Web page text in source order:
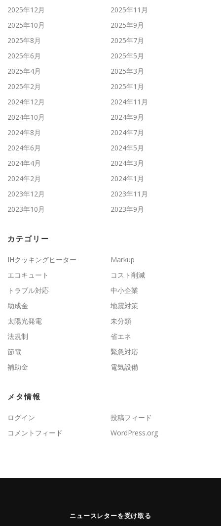
2025年12月
2025年11月
2025年10月
2025年9月
2025年8月
2025年7月
2025年6月
2025年5月
2025年4月
2025年3月
2025年2月
2025年1月
2024年12月
2024年11月
2024年10月
2024年9月
2024年8月
2024年7月
2024年6月
2024年5月
2024年4月
2024年3月
2024年2月
2024年1月
2023年12月
2023年11月
2023年10月
2023年9月
カテゴリー
IHクッキングヒーター
Markup
エコキュート
コスト削減
トラブル対応
中小企業
助成金
地震対策
太陽光発電
未分類
法規制
省エネ
節電
緊急対応
補助金
電気設備
メタ情報
ログイン
投稿フィード
コメントフィード
WordPress.org
ニュースレターを受け取る